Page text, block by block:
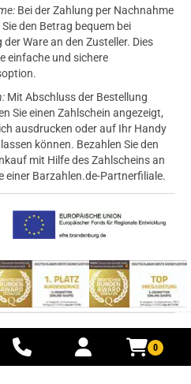
0
Bei der Zahlung per Nachnahme
Sie den Betrag bequem bei
der Ware an den Zusteller. Dies
einfache und sichere
Mit Abschluss der Bestellung
Sie einen Zahlschein angezeigt,
ausdrucken oder auf Ihr Handy
können. Bezahlen Sie den
mit Hilfe des Zahlscheins an
einer Barzahlen.de-Partnerfiliale.
PB-ViGoods GmbH
zzgl.
Versandkosten